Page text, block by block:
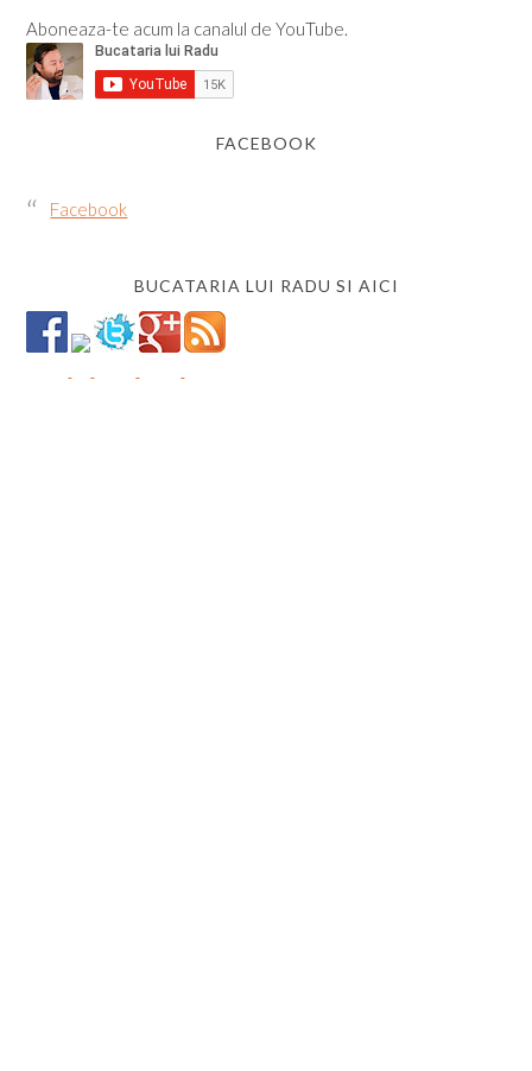
Aboneaza-te acum la canalul de YouTube.
FACEBOOK
Facebook
BUCATARIA LUI RADU SI AICI